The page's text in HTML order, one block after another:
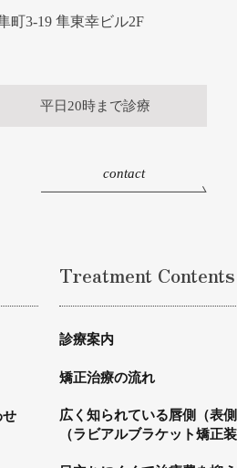
町3-19 隼東幸ビル2F
平日20時まで診療
contact
せ
Treatment Contents
診療案内
矯正治療の流れ
広く知られている唇側（表
（ラビアルブラケット矯正装